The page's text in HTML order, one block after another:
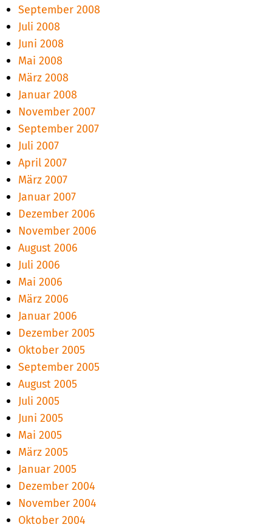
September 2008
Juli 2008
Juni 2008
Mai 2008
März 2008
Januar 2008
November 2007
September 2007
Juli 2007
April 2007
März 2007
Januar 2007
Dezember 2006
November 2006
August 2006
Juli 2006
Mai 2006
März 2006
Januar 2006
Dezember 2005
Oktober 2005
September 2005
August 2005
Juli 2005
Juni 2005
Mai 2005
März 2005
Januar 2005
Dezember 2004
November 2004
Oktober 2004